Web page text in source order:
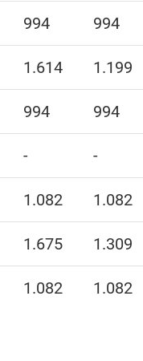
994 994
1.614 1.199
994 994
- -
1.082 1.082
1.675 1.309
1.082 1.082